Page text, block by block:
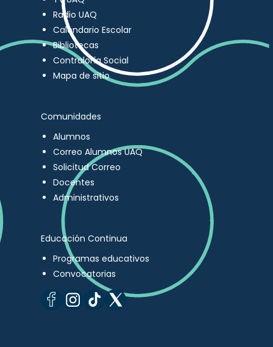
Radio UAQ
Calendario Escolar
Bibliotecas
Contraloría Social
Mapa de sitio
Comunidades
Alumnos
Correo Alumnos UAQ
Solicitud Correo
Docentes
Administrativos
Educación Continua
Programas educativos
Convocatorias